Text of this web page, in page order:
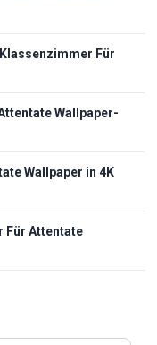
Für
Wallpaper-
Wallpaper in 4K
Für Attentate